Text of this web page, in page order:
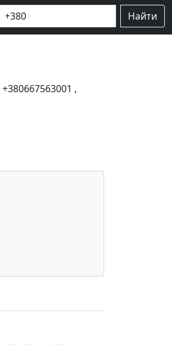
Найти
+380667563001 ,